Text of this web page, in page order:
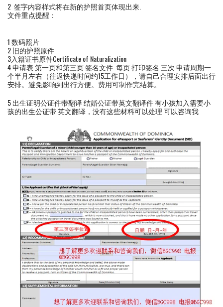
2 签字内容样式将在新的护照首页体现出来.
文件重点提醒：
1 数码照片
2 旧的护照原件
3入籍证书原件Certificate of Naturalization
4 申请表 第一页和第三页 签名文件 每页 打印签名 三次 申请周期一
个半月左右（往返快递时间约15工作日），请自己合理安排后面出行
安排。避免影响到出行方便。费用可制作完结算。
5 出生证明公证件带翻译 结婚公证带英文翻译件 有小孩加入需要小
孩的出生公证带 英文翻译，没有这些材料可以处理 可以咨询我